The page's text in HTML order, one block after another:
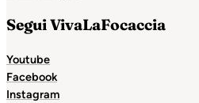
Segui VivaLaFocaccia
Youtube
Facebook
Instagram